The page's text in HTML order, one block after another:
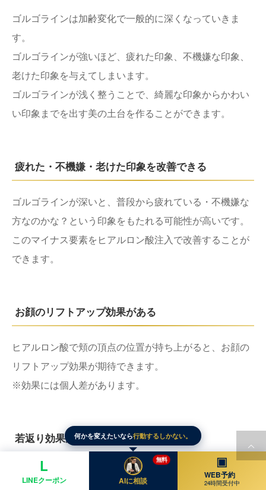
ゴルゴラインは加齢変化で一般的に深くなっていきま
す。
ゴルゴラインが強いほど、疲れた印象、不機嫌な印象、
老けた印象を与えてしまいます。
ゴルゴラインが浅く整うことで、綺麗な印象からかわい
い印象までを出す美の土台を作ることができます。
疲れた・不機嫌・老けた印象を改善できる
ゴルゴラインが深いと、普段から疲れている・不機嫌な
方なのかな？という印象をもたれる可能性が高いです。
このマイナス要素をヒアルロン酸注入で改善することが
できます。
お顔のリフトアップ効果がある
ヒアルロン酸で頬の頂点の位置が持ち上がると、お顔の
リフトアップ効果が期待できます。
※効果には個人差があります。
若返り効果がある
ゴルゴラインの深さは加齢変化ですから、その部位を改
何かを変えたいなら行動するしかない。
L
LINEクーポン AIに相談
無料 ▣
WEB予約
24時間受付中